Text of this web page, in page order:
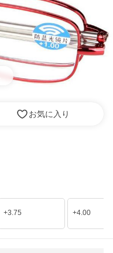
お気に入り
+3.75 +4.00